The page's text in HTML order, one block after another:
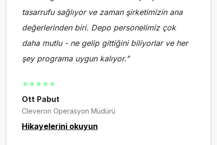
tasarrufu sağlıyor ve zaman şirketimizin ana
değerlerinden biri. Depo personelimiz çok
daha mutlu - ne gelip gittiğini biliyorlar ve her
şey programa uygun kalıyor."
★★★★★
Ott Pabut
Cleveron Operasyon Müdürü
Hikayelerini okuyun